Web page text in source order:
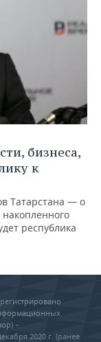
бизнеса,
к
Татарстана — о
республика
–
2020 г. (ранее